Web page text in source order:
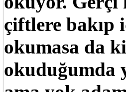
çiftlere bakıp
okumasa da
okuduğumda